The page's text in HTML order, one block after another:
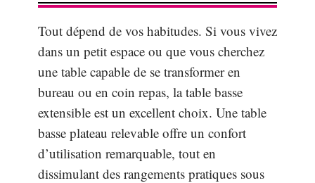
Tout dépend de vos habitudes. Si vous vivez
dans un petit espace ou que vous cherchez
une table capable de se transformer en
bureau ou en coin repas, la table basse
extensible est un excellent choix. Une table
basse plateau relevable offre un confort
d’utilisation remarquable, tout en
dissimulant des rangements pratiques sous